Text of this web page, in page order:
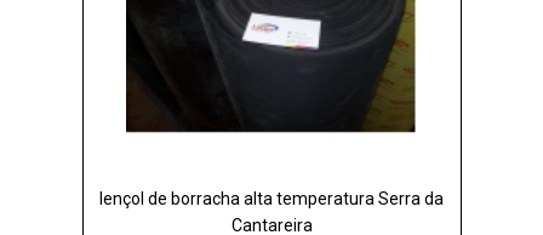
lençol de borracha alta temperatura Serra da
Cantareira